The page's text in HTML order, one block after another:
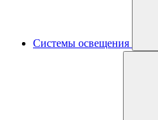
Системы освещения